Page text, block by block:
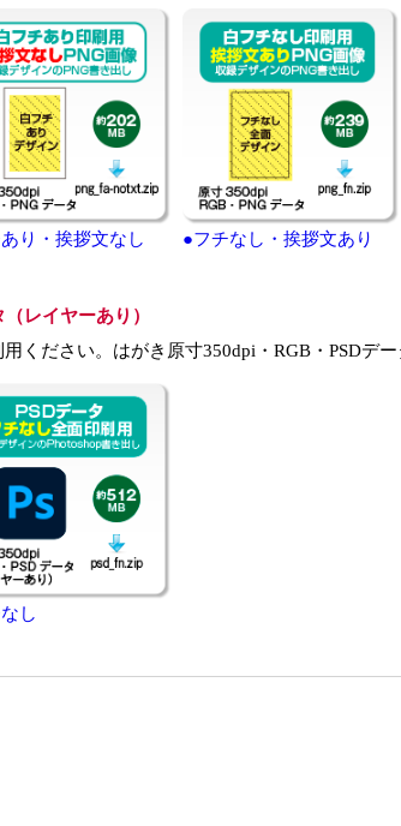
り・挨拶文なし ●フチなし・挨拶文あり
レイヤーあり）
ください。はがき原寸350dpi・RGB・PSDデー
し